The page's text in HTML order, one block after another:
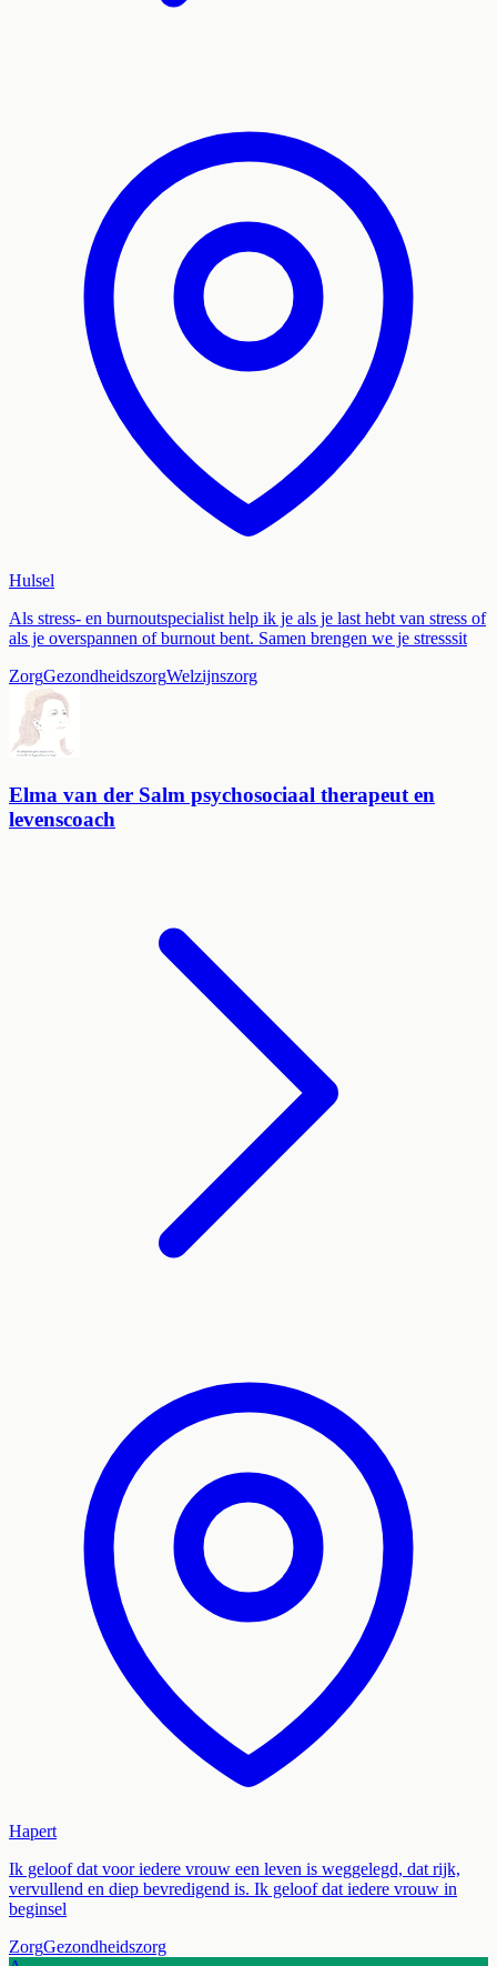
Hulsel
Als stress- en burnoutspecialist help ik je als je last hebt van stress of
als je overspannen of burnout bent. Samen brengen we je stresssit
ZorgGezondheidszorgWelzijnszorg
Elma van der Salm psychosociaal therapeut en
levenscoach
Hapert
Ik geloof dat voor iedere vrouw een leven is weggelegd, dat rijk,
vervullend en diep bevredigend is. Ik geloof dat iedere vrouw in
beginsel
ZorgGezondheidszorg